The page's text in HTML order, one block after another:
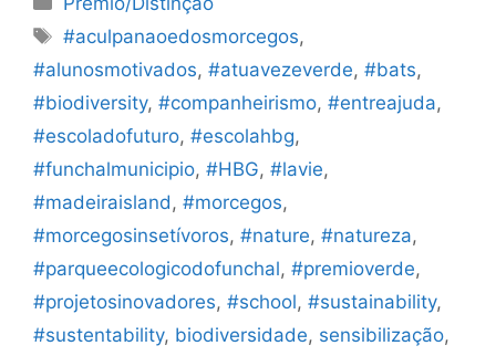
Etiquetas
#aculpanaoedosmorcegos,
#alunosmotivados, #atuavezeverde, #bats,
#biodiversity, #companheirismo, #entreajuda,
#escoladofuturo, #escolahbg,
#funchalmunicipio, #HBG, #lavie,
#madeiraisland, #morcegos,
#morcegosinsetívoros, #nature, #natureza,
#parqueecologicodofunchal, #premioverde,
#projetosinovadores, #school, #sustainability,
#sustentability, biodiversidade, sensibilização,